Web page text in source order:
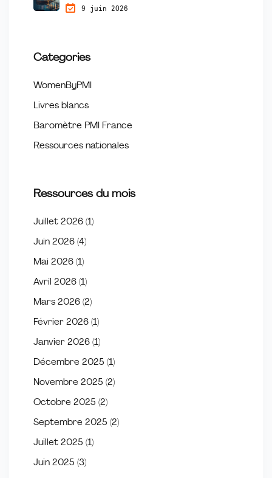
9 juin 2026
Categories
WomenByPMI
Livres blancs
Baromètre PMI France
Ressources nationales
Ressources du mois
Juillet 2026 (1)
Juin 2026 (4)
Mai 2026 (1)
Avril 2026 (1)
Mars 2026 (2)
Février 2026 (1)
Janvier 2026 (1)
Décembre 2025 (1)
Novembre 2025 (2)
Octobre 2025 (2)
Septembre 2025 (2)
Juillet 2025 (1)
Juin 2025 (3)